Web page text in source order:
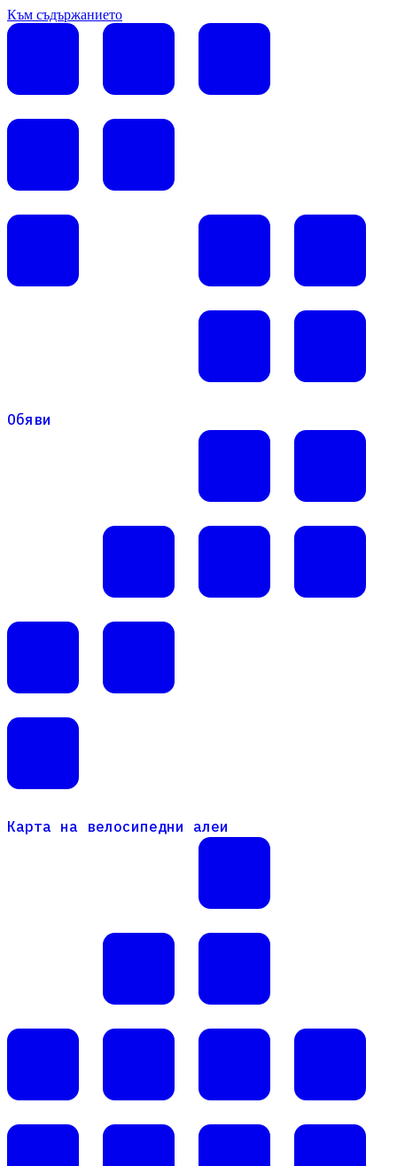
Към съдържанието
Обяви
Карта на велосипедни алеи
Карта на велосипедни алеи